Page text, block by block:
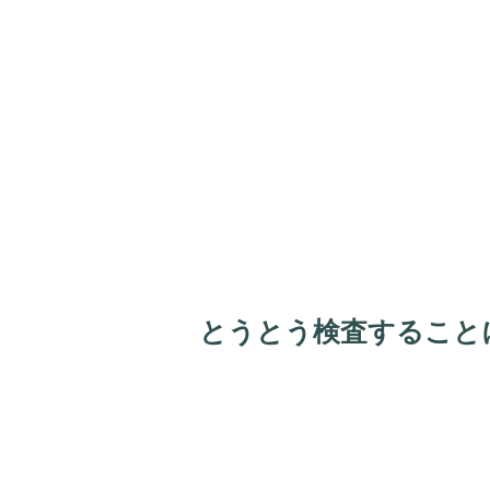
とうとう検査すること